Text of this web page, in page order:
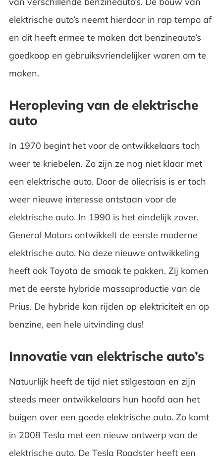
elektrische auto’s neemt hierdoor in rap tempo af
en dit heeft ermee te maken dat benzineauto’s
goedkoop en gebruiksvriendelijker waren om te
maken.
Heropleving van de elektrische
auto
In 1970 begint het voor de ontwikkelaars toch
weer te kriebelen. Zo zijn ze nog niet klaar met
een elektrische auto. Door de oliecrisis is er toch
weer nieuwe interesse ontstaan voor de
elektrische auto. In 1990 is het eindelijk zover,
General Motors ontwikkelt de eerste moderne
elektrische auto. Na deze nieuwe ontwikkeling
heeft ook Toyota de smaak te pakken. Zij komen
met de eerste hybride massaproductie van de
Prius. De hybride kan rijden op elektriciteit en op
benzine, een hele uitvinding dus!
Innovatie van elektrische auto’s
Natuurlijk heeft de tijd niet stilgestaan en zijn
steeds meer ontwikkelaars hun hoofd aan het
buigen over een goede elektrische auto. Zo komt
in 2008 Tesla met een nieuw ontwerp van de
elektrische auto. De Tesla Roadster heeft een